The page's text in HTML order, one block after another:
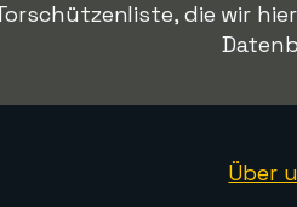
die wir
Über